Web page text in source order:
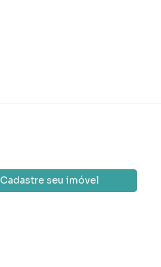
Cadastre seu imóvel